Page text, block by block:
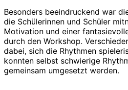
Besonders beeindruckend war
die Schülerinnen und Schüler
Motivation und einer
durch den Workshop.
dabei, sich die Rhythmen
konnten selbst schwierige
gemeinsam umgesetzt werden.